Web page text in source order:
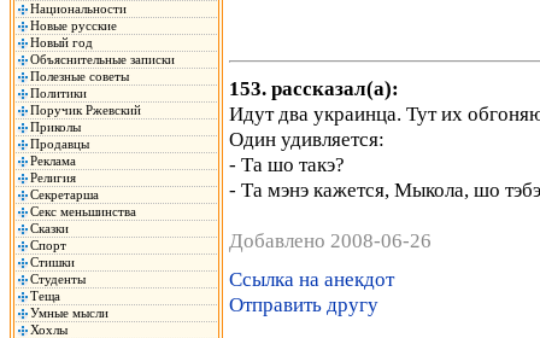
Национальности
Новые русские
Новый год
Объяснительные записки
Полезные советы
Политики
Поручик Ржевский
Приколы
Продавцы
Реклама
Религия
Секретарша
Секс меньшинства
Сказки
Спорт
Стишки
Студенты
Теща
Умные мысли
Хохлы
153. рассказал(а):
Идут два украинца. Тут их
Один удивляется:
- Та шо такэ?
- Та мэнэ кажется, Мыкола, шо
Добавлено 2008-06-26
Ссылка на анекдот
Отправить другу